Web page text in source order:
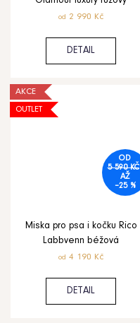
od 2 990 Kč
DETAIL
AKCE
OUTLET
OD
5 590 KČ
AŽ
–25 %
Miska pro psa i kočku Rico
Labbvenn béžová
od 4 190 Kč
DETAIL